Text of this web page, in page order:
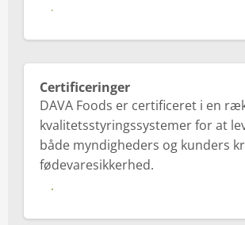
Læs mere om 'Jord til bord'
Certificeringer
DAVA Foods er certificeret i en
kvalitetsstyringssystemer for at
både myndigheders og kunders
fødevaresikkerhed.
Se vores certificeringer